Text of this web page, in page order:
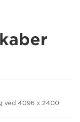
ved 4096 x 2400